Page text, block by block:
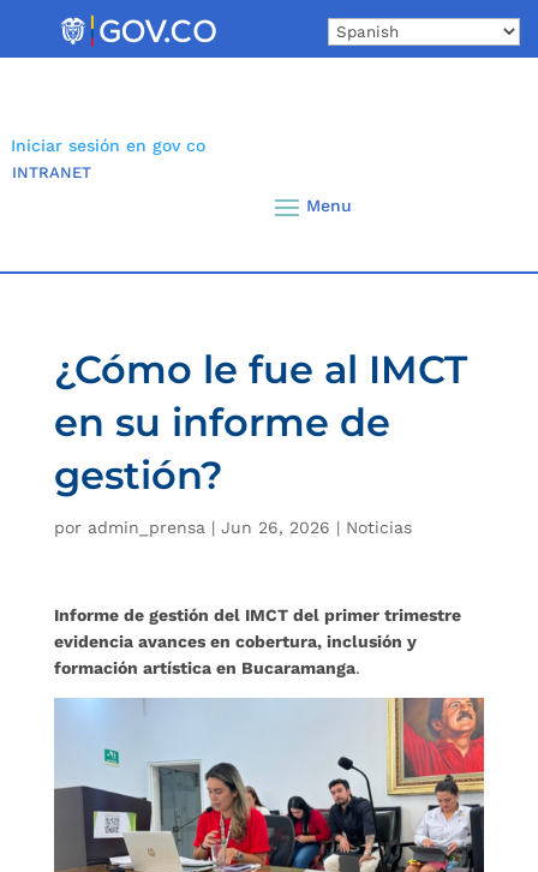
Iniciar sesión en gov co
INTRANET
¿Cómo le fue al IMCT
en su informe de
gestión?
por admin_prensa | Jun 26, 2026 | Noticias
Informe de gestión del IMCT del primer trimestre
evidencia avances en cobertura, inclusión y
formación artística en Bucaramanga.